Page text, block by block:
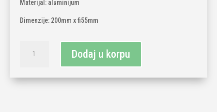
Materijal: aluminijum
Dimenzije: 200mm x fi55mm
nadgradni
bijeli
Dodaj u korpu